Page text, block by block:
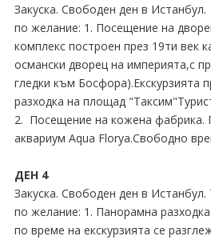
Закуска. Свободен ден в
по желание: 1. Посещение на
комплекс построен през 19ти век
османски дворец на империята,с
гледки към Босфора).Екскурзията
разходка на площад
2. Посещение на кожена
аквариум Aqua Florya.Свободно
ДЕН 4
Закуска. Свободен ден в Истанбул.
по желание: 1. Панорамна
по време на екскурзията се